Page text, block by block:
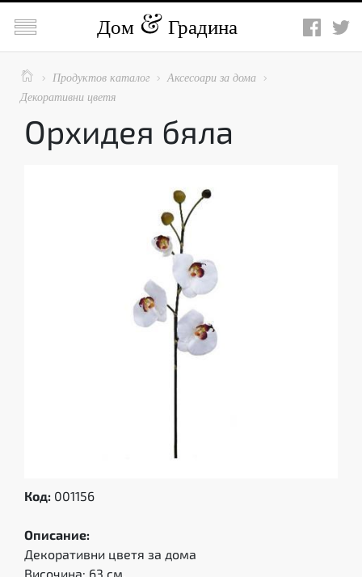
 Дом Градина
  Продуктов каталог  Аксесоари за дома 
Декоративни цветя
Орхидея бяла
Код: 001156
Описание:
Декоративни цветя за дома
Височина: 63 см.